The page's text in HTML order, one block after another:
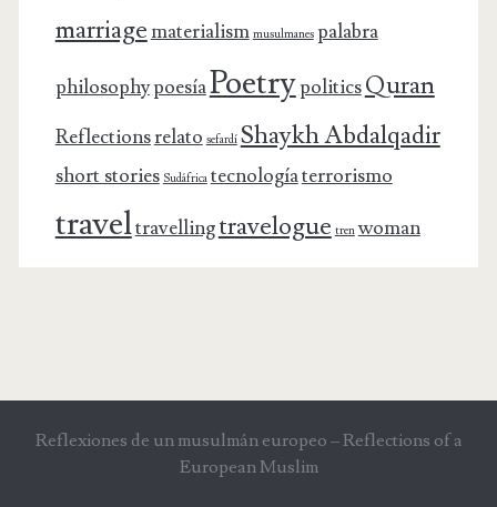
marriage materialism musulmanes palabra
philosophypoesíaPoetrypoliticsQuran
Reflectionsrelato sefardí Shaykh Abdalqadir
short stories Sudáfrica tecnologíaterrorismo
traveltravellingtravelogue tren woman
Reflexiones de un musulmán europeo – Reflections of a
European Muslim